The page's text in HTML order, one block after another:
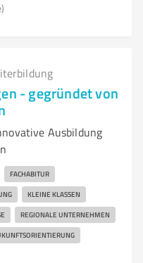
- gegründet von
Ausbildung
FACHABITUR
KLEINE KLASSEN
REGIONALE UNTERNEHMEN